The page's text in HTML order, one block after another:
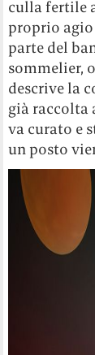
culla fertile
proprio agio
parte del
sommelier,
descrive la
già raccolta
va curato e
un posto